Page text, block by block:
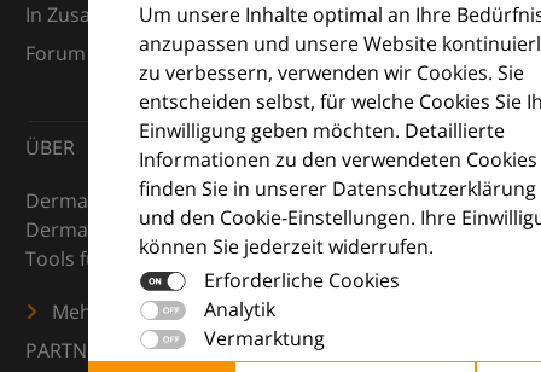
Um unsere Inhalte optimal an Ihre
anzupassen und unsere Website
zu verbessern, verwenden wir Cookies. Sie
entscheiden selbst, für welche Cookies Sie
Einwilligung geben möchten. Detaillierte
Informationen zu den verwendeten Cookies
finden Sie in unserer Datenschutzerklärung
und den Cookie-Einstellungen. Ihre
können Sie jederzeit widerrufen.
Erforderliche Cookies
Analytik
Vermarktung
In Zusammenarbeit mit dem European Dermatology
Forum (EDF) und Euroderm Excellence
ÜBER
DermaCompass ist Ihr digitaler Kompass für die
Dermatologie – mit Wissen, Bildern und praktischen
Tools für den klinischen Alltag.
Mehr erfahren
PARTNER